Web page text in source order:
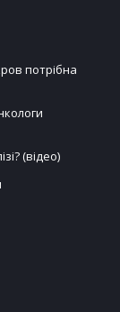
потрібна
(відео)